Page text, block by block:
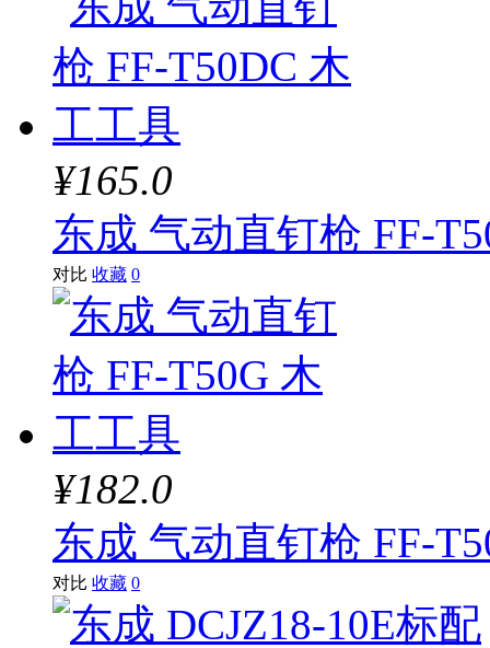
¥165.0
东成 气动直钉枪 FF-
对比 收藏 0
¥182.0
东成 气动直钉枪 FF-
对比 收藏 0